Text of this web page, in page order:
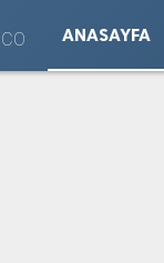
CO ANASAYFA